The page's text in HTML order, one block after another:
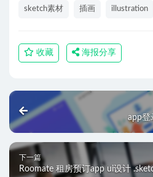
sketch素材 插画 illustration
收藏 海报分享
app登
下一篇
Roomate 租房预订app ui设计